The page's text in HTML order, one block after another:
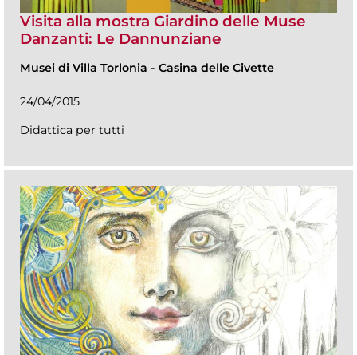
Visita alla mostra Giardino delle Muse
Danzanti: Le Dannunziane
Musei di Villa Torlonia - Casina delle Civette
24/04/2015
Didattica per tutti